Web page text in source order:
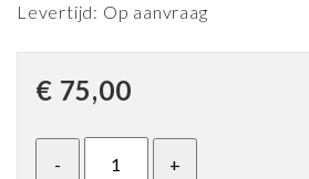
Levertijd: Op aanvraag
€ 75,00